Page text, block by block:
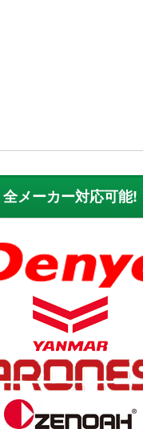
全メーカー対応可能!